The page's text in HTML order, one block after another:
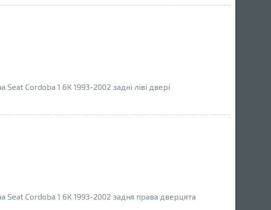
Cordoba 1 6K 1993-2002 задні ліві двері
Seat Cordoba 1 6K 1993-2002 задня права дверцята